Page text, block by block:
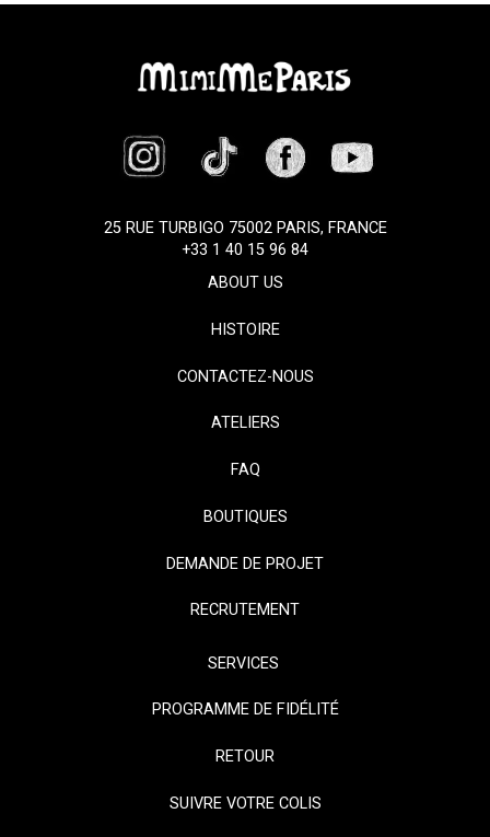
25 RUE TURBIGO 75002 PARIS, FRANCE
+33 1 40 15 96 84
ABOUT US
HISTOIRE
CONTACTEZ-NOUS
ATELIERS
FAQ
BOUTIQUES
DEMANDE DE PROJET
RECRUTEMENT
SERVICES
PROGRAMME DE FIDÉLITÉ
RETOUR
SUIVRE VOTRE COLIS